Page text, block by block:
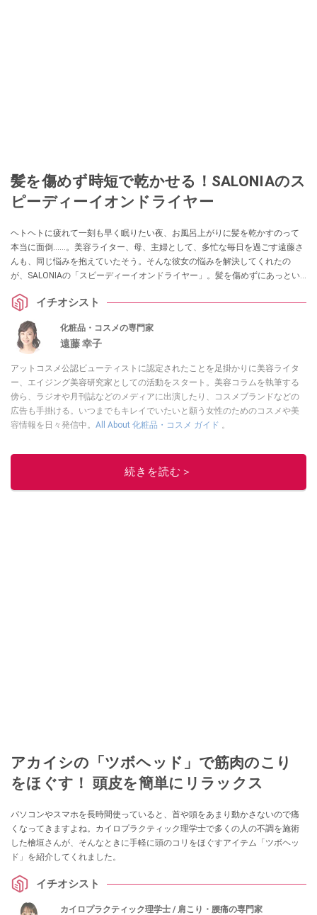
髪を傷めず時短で乾かせる！SALONIAのス
ピーディーイオンドライヤー
ヘトヘトに疲れて一刻も早く眠りたい夜、お風呂上がりに髪を乾かすのって
本当に面倒……。美容ライター、母、主婦として、多忙な毎日を過ごす遠藤さ
んも、同じ悩みを抱えていたそう。そんな彼女の悩みを解決してくれたの
が、SALONIAの「スピーディーイオンドライヤー」。髪を傷めずにあっとい
イチオシスト
化粧品・コスメの専門家
遠藤 幸子
アットコスメ公認ビューティストに認定されたことを足掛かりに美容ライタ
ー、エイジング美容研究家としての活動をスタート。美容コラムを執筆する
傍ら、ラジオや月刊誌などのメディアに出演したり、コスメブランドなどの
広告も手掛ける。いつまでもキレイでいたいと願う女性のためのコスメや美
容情報を日々発信中。 All About 化粧品・コスメ ガイド 。
続きを読む＞
アカイシの「ツボヘッド」で筋肉のこり
をほぐす！ 頭皮を簡単にリラックス
パソコンやスマホを長時間使っていると、首や頭をあまり動かさないので痛
くなってきますよね。カイロプラクティック理学士で多くの人の不調を施術
した檜垣さんが、そんなときに手軽に頭のコリをほぐすアイテム「ツボヘッ
ド」を紹介してくれました。
イチオシスト
カイロプラクティック理学士 / 肩こり・腰痛の専門家